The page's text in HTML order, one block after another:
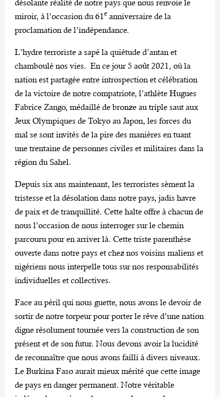
désolante réalité de notre pays que nous renvoie le
miroir, à l’occasion du 61 e anniversaire de la
proclamation de l’indépendance.
L’hydre terroriste a sapé la quiétude d’antan et
chamboulé nos vies. En ce jour 5 août 2021, où la
nation est partagée entre introspection et célébration
de la victoire de notre compatriote, l’athlète Hugues
Fabrice Zango, médaillé de bronze au triple saut aux
Jeux Olympiques de Tokyo au Japon, les forces du
mal se sont invités de la pire des manières en tuant
une trentaine de personnes civiles et militaires dans la
région du Sahel.
Depuis six ans maintenant, les terroristes sèment la
tristesse et la désolation dans notre pays, jadis havre
de paix et de tranquillité. Cette halte offre à chacun de
nous l’occasion de nous interroger sur le chemin
parcouru pour en arriver là. Cette triste parenthèse
ouverte dans notre pays et chez nos voisins maliens et
nigériens nous interpelle tous sur nos responsabilités
individuelles et collectives.
Face au péril qui nous guette, nous avons le devoir de
sortir de notre torpeur pour porter le rêve d’une nation
digne résolument tournée vers la construction de son
présent et de son futur. Nous devons avoir la lucidité
de reconnaître que nous avons failli à divers niveaux.
Le Burkina Faso aurait mieux mérité que cette image
de pays en danger permanent. Notre véritable